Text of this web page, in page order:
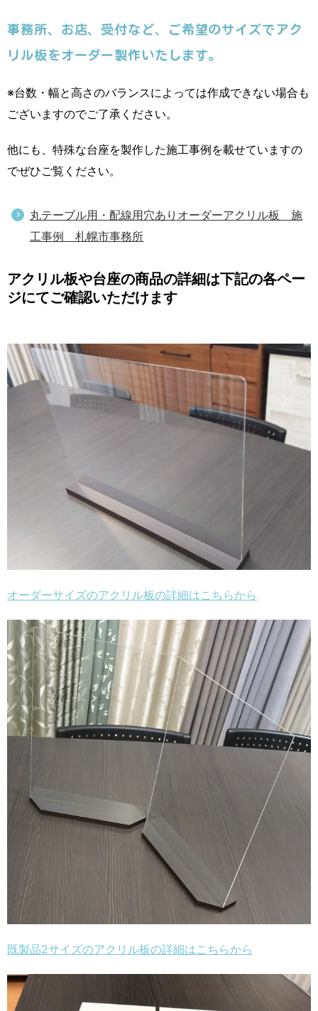
事務所、お店、受付など、ご希望のサイズでアク
リル板をオーダー製作いたします。
※台数・幅と高さのバランスによっては作成できない場合も
ございますのでご了承ください。
他にも、特殊な台座を製作した施工事例を載せていますの
でぜひご覧ください。
丸テーブル用・配線用穴ありオーダーアクリル板 施
工事例 札幌市事務所
アクリル板や台座の商品の詳細は下記の各ペー
ジにてご確認いただけます
オーダーサイズのアクリル板の詳細はこちらから
既製品2サイズのアクリル板の詳細はこちらから